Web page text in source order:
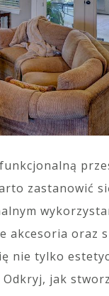
zastanowić
akcesoria oraz
nie tylko
jak